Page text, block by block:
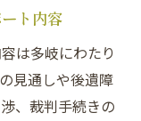
ト内容
は多岐にわたり
見通しや後遺障
、裁判手続きの